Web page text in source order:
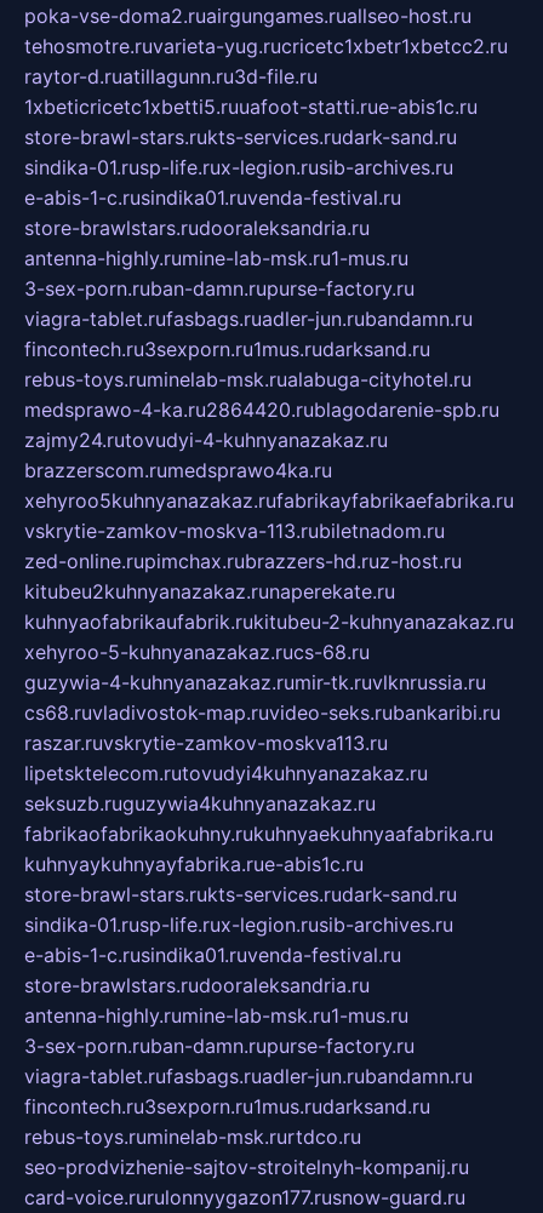
poka-vse-doma2.ruairgungames.ruallseo-host.ru
tehosmotre.ruvarieta-yug.rucricetc1xbetr1xbetcc2.ru
raytor-d.ruatillagunn.ru3d-file.ru
1xbeticricetc1xbetti5.ruuafoot-statti.rue-abis1c.ru
store-brawl-stars.rukts-services.rudark-sand.ru
sindika-01.rusp-life.rux-legion.rusib-archives.ru
e-abis-1-c.rusindika01.ruvenda-festival.ru
store-brawlstars.rudooraleksandria.ru
antenna-highly.rumine-lab-msk.ru1-mus.ru
3-sex-porn.ruban-damn.rupurse-factory.ru
viagra-tablet.rufasbags.ruadler-jun.rubandamn.ru
fincontech.ru3sexporn.ru1mus.rudarksand.ru
rebus-toys.ruminelab-msk.rualabuga-cityhotel.ru
medsprawo-4-ka.ru2864420.rublagodarenie-spb.ru
zajmy24.rutovudyi-4-kuhnyanazakaz.ru
brazzerscom.rumedsprawo4ka.ru
xehyroo5kuhnyanazakaz.rufabrikayfabrikaefabrika.ru
vskrytie-zamkov-moskva-113.rubiletnadom.ru
zed-online.rupimchax.rubrazzers-hd.ruz-host.ru
kitubeu2kuhnyanazakaz.runaperekate.ru
kuhnyaofabrikaufabrik.rukitubeu-2-kuhnyanazakaz.ru
xehyroo-5-kuhnyanazakaz.rucs-68.ru
guzywia-4-kuhnyanazakaz.rumir-tk.ruvlknrussia.ru
cs68.ruvladivostok-map.ruvideo-seks.rubankaribi.ru
raszar.ruvskrytie-zamkov-moskva113.ru
lipetsktelecom.rutovudyi4kuhnyanazakaz.ru
seksuzb.ruguzywia4kuhnyanazakaz.ru
fabrikaofabrikaokuhny.rukuhnyaekuhnyaafabrika.ru
kuhnyaykuhnyayfabrika.rue-abis1c.ru
store-brawl-stars.rukts-services.rudark-sand.ru
sindika-01.rusp-life.rux-legion.rusib-archives.ru
e-abis-1-c.rusindika01.ruvenda-festival.ru
store-brawlstars.rudooraleksandria.ru
antenna-highly.rumine-lab-msk.ru1-mus.ru
3-sex-porn.ruban-damn.rupurse-factory.ru
viagra-tablet.rufasbags.ruadler-jun.rubandamn.ru
fincontech.ru3sexporn.ru1mus.rudarksand.ru
rebus-toys.ruminelab-msk.rurtdco.ru
seo-prodvizhenie-sajtov-stroitelnyh-kompanij.ru
card-voice.rurulonnyygazon177.rusnow-guard.ru